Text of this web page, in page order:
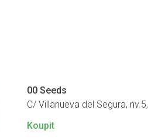
00 Seeds
C/ Villanueva del Segura, nv.5,
Koupit